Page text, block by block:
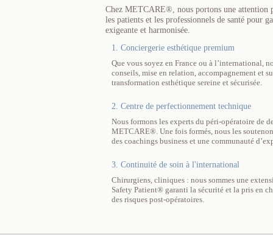
Chez METCARE®, nous portons une attention
les patients et les professionnels de santé pour
exigeante et harmonisée.
1. Conciergerie esthétique premium
Que vous soyez en France ou à l’international,
conseils, mise en relation, accompagnement et
transformation esthétique sereine et sécurisée.
2. Centre de perfectionnement technique
Nous formons les experts du péri-opératoire de
METCARE®. Une fois formés, nous les
des coachings business et une communauté
3. Continuité de soin à l'international
Chirurgiens, cliniques : nous sommes une
Safety Patient® garanti la sécurité et la pris en
des risques post-opératoires.